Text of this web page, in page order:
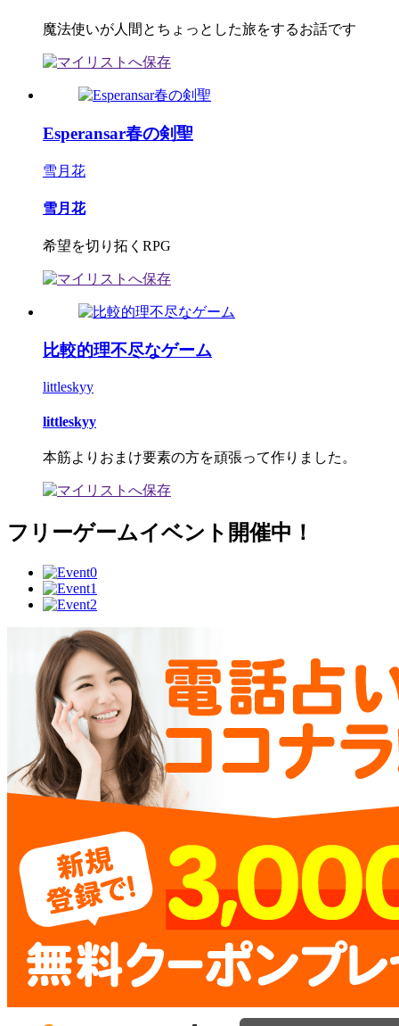
魔法使いが人間とちょっとした旅をするお話です
Esperansar春の剣聖
雪月花
雪月花
希望を切り拓くRPG
比較的理不尽なゲーム
littleskyy
littleskyy
本筋よりおまけ要素の方を頑張って作りました。
フリーゲームイベント開催中！